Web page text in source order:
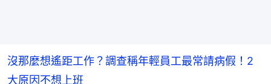
沒那麼想遙距工作？調查稱年輕員工最常請病假！2
大原因不想上班